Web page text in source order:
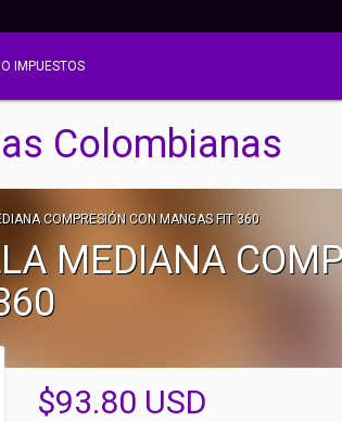
IMPUESTOS
Colombianas
COMPRESIÓN CON MANGAS FIT 360
MEDIANA
$93.80 USD